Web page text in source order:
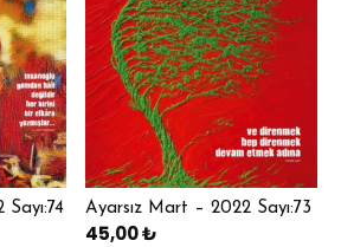
Ayarsız Mart – 2022 Sayı:73
45,00₺